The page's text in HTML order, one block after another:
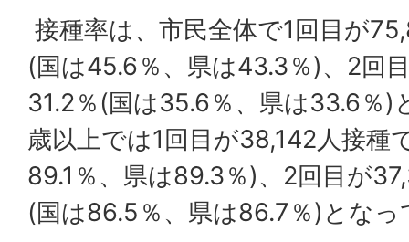
接種率は、市民全体で1回目が
(国は45.6％、県は43.3％)、2回
31.2％(国は35.6％、県は33.6％
歳以上では1回目が38,142人接種
89.1％、県は89.3％)、2回目が
(国は86.5％、県は86.7％)となっ